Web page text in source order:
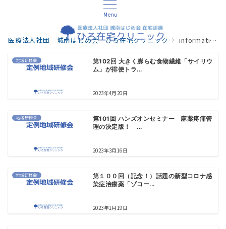
Menu
医療法人社団 城南はじめ会 ひろ在宅クリニック information
地域研修会
第102回 大きく膨らむ食物繊維「サイリウ
ム」が排便トラ...
2023年4月20日
地域研修会
第101回 ハンズオンセミナー 麻薬疼痛管
理の決定版！ ...
2023年3月16日
地域研修会
第１００回（記念！）話題の新型コロナ感
染症治療薬「ゾコー...
2023年1月19日